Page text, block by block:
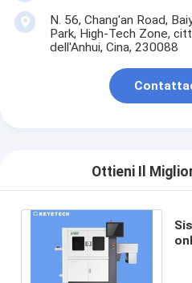
N. 56, Chang'an Road,
Park, High-Tech Zone,
dell'Anhui, Cina, 230088
Ottieni Il